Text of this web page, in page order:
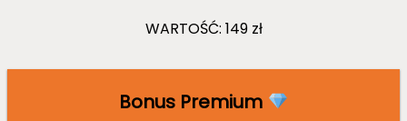
WARTOŚĆ: 149 zł
Bonus Premium